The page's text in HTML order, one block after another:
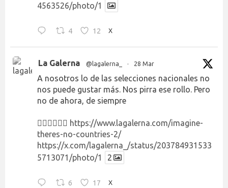
4563526/photo/1
4 12 X
La Galerna @lagalerna_ · 28 Mar
A nosotros lo de las selecciones nacionales no
nos puede gustar más. Nos pirra ese rollo. Pero
no de ahora, de siempre
👉🏻👉🏻👉🏻 https://www.lagalerna.com/imagine-
theres-no-countries-2/
https://x.com/lagalerna_/status/203784931533
5713071/photo/1
2
6 17 X